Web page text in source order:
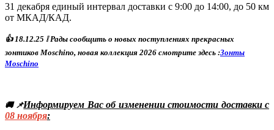
31 декабря единый интервал доставки с 9:00 до 14:00, до 50 км
от МКАД/КАД.
👍18.12.25 ❕ Рады сообщить о новых поступлениях прекрасных
зонтиков Moschino, новая коллекция 2026 смотрите здесь :Зонты
Moschino
🚚 📌Информируем Вас об изменении стоимости доставки с
08 ноября: